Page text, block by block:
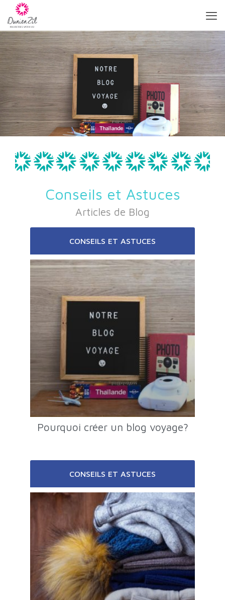
Conseils et Astuces
Articles de Blog
CONSEILS ET ASTUCES
Pourquoi créer un blog voyage?
CONSEILS ET ASTUCES